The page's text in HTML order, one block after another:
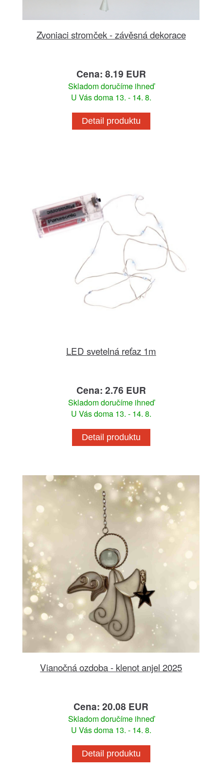
Zvoniaci stromček - závěsná dekorace
Cena: 8.19 EUR
Skladom doručíme ihneď
U Vás doma 13. - 14. 8.
Detail produktu
LED svetelná reťaz 1m
Cena: 2.76 EUR
Skladom doručíme ihneď
U Vás doma 13. - 14. 8.
Detail produktu
Vianočná ozdoba - klenot anjel 2025
Cena: 20.08 EUR
Skladom doručíme ihneď
U Vás doma 13. - 14. 8.
Detail produktu